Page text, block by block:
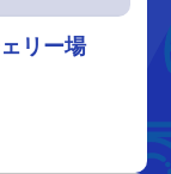
リー場